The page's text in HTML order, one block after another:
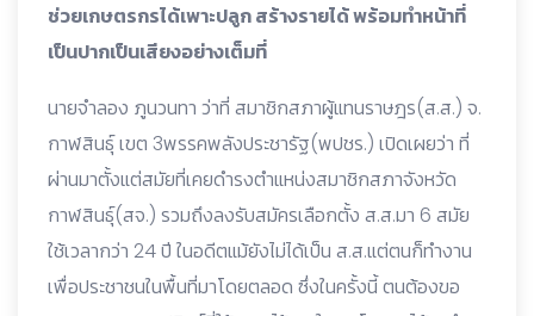
ช่วยเกษตรกรได้เพาะปลูก สร้างรายได้ พร้อมทำหน้าที่
เป็นปากเป็นเสียงอย่างเต็มที่
นายจำลอง ภูนวนทา ว่าที่ สมาชิกสภาผู้แทนราษฎร(ส.ส.) จ.
กาฬสินธุ์ เขต 3พรรคพลังประชารัฐ(พปชร.) เปิดเผยว่า ที่
ผ่านมาตั้งแต่สมัยที่เคยดำรงตำแหน่งสมาชิกสภาจังหวัด
กาฬสินธุ์(สจ.) รวมถึงลงรับสมัครเลือกตั้ง ส.ส.มา 6 สมัย
ใช้เวลากว่า 24 ปี ในอดีตแม้ยังไม่ได้เป็น ส.ส.แต่ตนก็ทำงาน
เพื่อประชาชนในพื้นที่มาโดยตลอด ซึ่งในครั้งนี้ ตนต้องขอ